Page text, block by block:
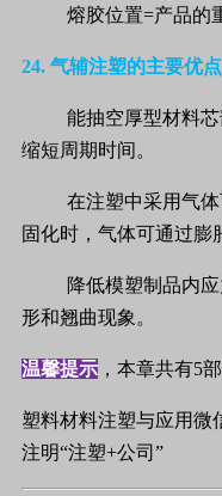
熔胶位置=产品的
24. 气辅注塑的主要优
能抽空厚型材料
缩短周期时间。
在注塑中采用气
固化时，气体可通过膨
降低模塑制品内
形和翘曲现象。
温馨提示 ，本章共有5
塑料材料注塑与应用微
注明“注塑+公司”